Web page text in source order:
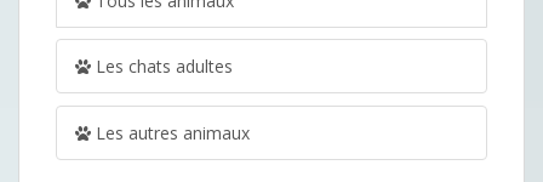
Les chats adultes
Les autres animaux